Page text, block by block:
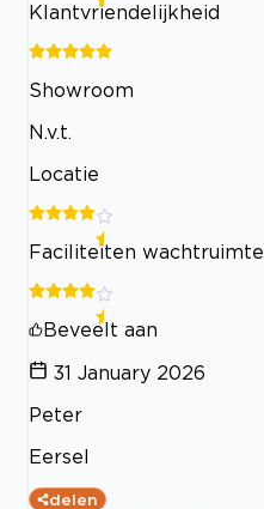
Klantvriendelijkheid
Showroom
N.v.t.
Locatie
Faciliteiten wachtruimte
Beveelt aan
31 January 2026
Peter
Eersel
delen